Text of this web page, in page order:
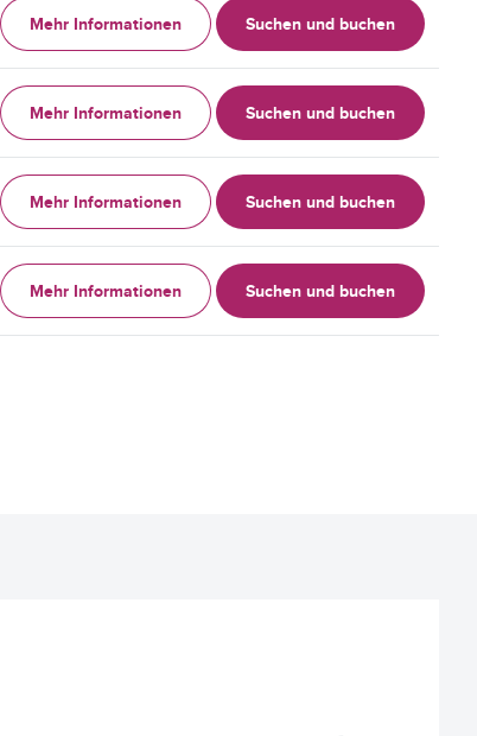
Mehr Informationen Suchen und buchen
Mehr Informationen Suchen und buchen
Mehr Informationen Suchen und buchen
Mehr Informationen Suchen und buchen